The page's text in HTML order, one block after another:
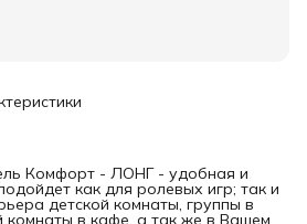
Комфорт - ЛОНГ - удобная и
как для ролевых игр; так и
детской комнаты, группы в
комнаты в кафе, а так же в Вашем